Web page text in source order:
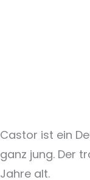
Castor ist ein
ganz jung. Der
Jahre alt.